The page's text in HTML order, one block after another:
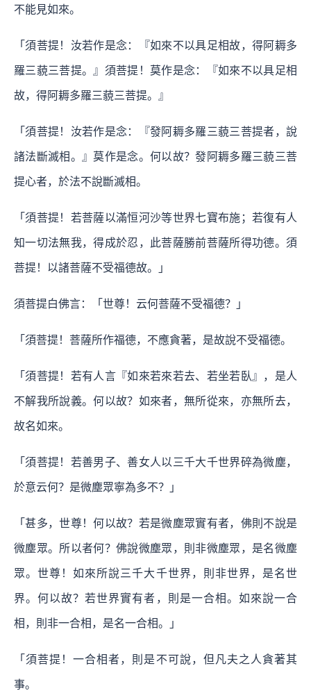
不能見如來。
「須菩提！汝若作是念：『如來不以具足相故，得阿耨多
羅三藐三菩提。』須菩提！莫作是念：『如來不以具足相
故，得阿耨多羅三藐三菩提。』
「須菩提！汝若作是念：『發阿耨多羅三藐三菩提者，說
諸法斷滅相。』莫作是念。何以故？發阿耨多羅三藐三菩
提心者，於法不說斷滅相。
「須菩提！若菩薩以滿恒河沙等世界七寶布施；若復有人
知一切法無我，得成於忍，此菩薩勝前菩薩所得功德。須
菩提！以諸菩薩不受福德故。」
須菩提白佛言：「世尊！云何菩薩不受福德？」
「須菩提！菩薩所作福德，不應貪著，是故說不受福德。
「須菩提！若有人言『如來若來若去、若坐若臥』，是人
不解我所說義。何以故？如來者，無所從來，亦無所去，
故名如來。
「須菩提！若善男子、善女人以三千大千世界碎為微塵，
於意云何？是微塵眾寧為多不？」
「甚多，世尊！何以故？若是微塵眾實有者，佛則不說是
微塵眾。所以者何？佛說微塵眾，則非微塵眾，是名微塵
眾。世尊！如來所說三千大千世界，則非世界，是名世
界。何以故？若世界實有者，則是一合相。如來說一合
相，則非一合相，是名一合相。」
「須菩提！一合相者，則是不可說，但凡夫之人貪著其
事。